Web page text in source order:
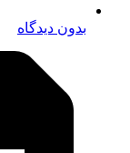
بدون دیدگاه